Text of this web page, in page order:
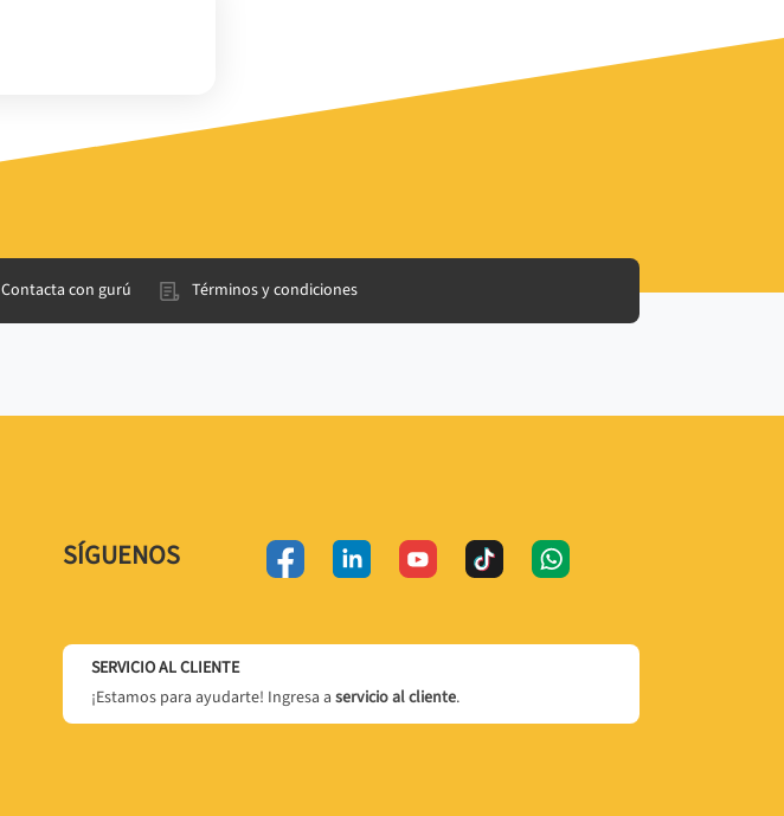
Contacta con gurú Términos y condiciones
SÍGUENOS
SERVICIO AL CLIENTE
¡Estamos para ayudarte! Ingresa a servicio al cliente.